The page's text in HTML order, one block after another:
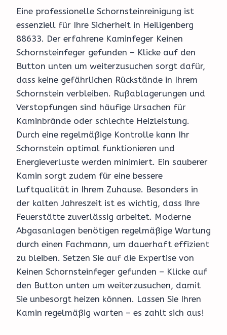
Eine professionelle Schornsteinreinigung ist
essenziell für Ihre Sicherheit in Heiligenberg
88633. Der erfahrene Kaminfeger Keinen
Schornsteinfeger gefunden – Klicke auf den
Button unten um weiterzusuchen sorgt dafür,
dass keine gefährlichen Rückstände in Ihrem
Schornstein verbleiben. Rußablagerungen und
Verstopfungen sind häufige Ursachen für
Kaminbrände oder schlechte Heizleistung.
Durch eine regelmäßige Kontrolle kann Ihr
Schornstein optimal funktionieren und
Energieverluste werden minimiert. Ein sauberer
Kamin sorgt zudem für eine bessere
Luftqualität in Ihrem Zuhause. Besonders in
der kalten Jahreszeit ist es wichtig, dass Ihre
Feuerstätte zuverlässig arbeitet. Moderne
Abgasanlagen benötigen regelmäßige Wartung
durch einen Fachmann, um dauerhaft effizient
zu bleiben. Setzen Sie auf die Expertise von
Keinen Schornsteinfeger gefunden – Klicke auf
den Button unten um weiterzusuchen, damit
Sie unbesorgt heizen können. Lassen Sie Ihren
Kamin regelmäßig warten – es zahlt sich aus!